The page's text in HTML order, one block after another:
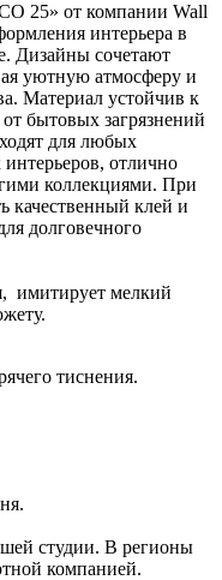
25» от компании Wall
интерьера в
Дизайны сочетают
уютную атмосферу и
Материал устойчив к
бытовых загрязнений
для любых
отлично
коллекциями. При
качественный клей и
долговечного
имитирует мелкий
тиснения.
студии. В регионы
компанией.